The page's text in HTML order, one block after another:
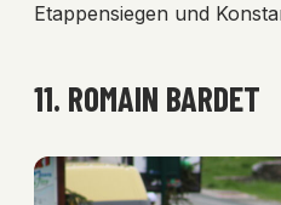
Etappensiegen und
11. ROMAIN BARDET